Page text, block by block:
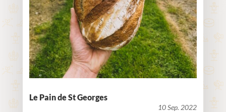
Le Pain de St Georges
10 Sep. 2022